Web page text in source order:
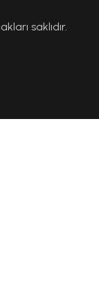
saklıdır.